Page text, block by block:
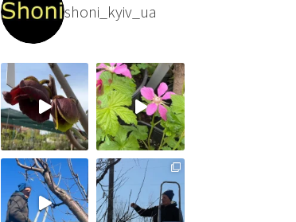
shoni_kyiv_ua